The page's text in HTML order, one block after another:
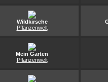
Wildkirsche
Pflanzenwelt
Mein Garten
Pflanzenwelt